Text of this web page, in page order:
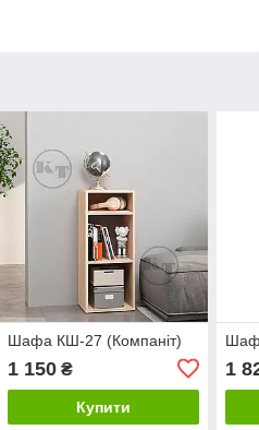
Шафа КШ-27 (Компаніт)
1 150₴
Купити
1